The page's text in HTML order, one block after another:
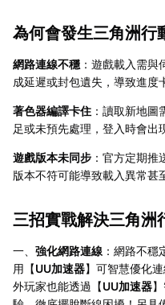
為何會發生三角洲行
網路連線不穩 ：遊戲載入需
成延遲或封包遺失，導致進度
著色器編譯卡住 ：讀取新地
足或未預先處理，登入時會出
遊戲版本未同步 ：官方定期推
版本不符可能導致載入異常甚
三招實戰解決三角洲
一、 強化網路連線 ：網路不
用【UU加速器】可智慧優化
外玩家也能透過【UU加速器